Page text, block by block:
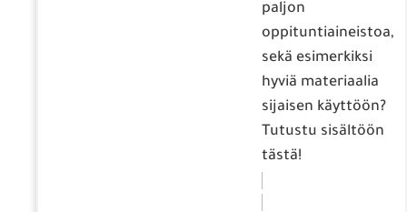
paljon
oppituntiaineistoa,
sekä esimerkiksi
hyviä materiaalia
sijaisen käyttöön?
Tutustu sisältöön
tästä!